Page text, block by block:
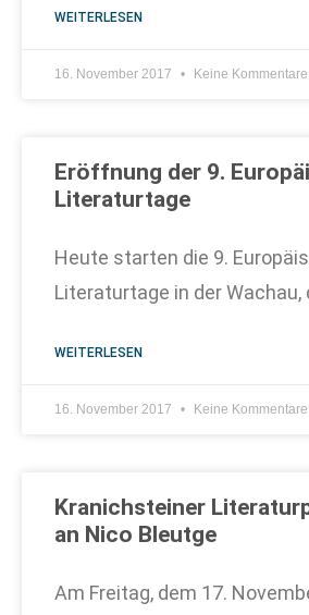
WEITERLESEN
16. November 2017 Keine Kommentare
Eröffnung der 9.
Literaturtage
Heute starten die 9.
Literaturtage in der Wachau,
WEITERLESEN
16. November 2017 Keine Kommentare
Kranichsteiner
an Nico Bleutge
Am Freitag, dem 17.